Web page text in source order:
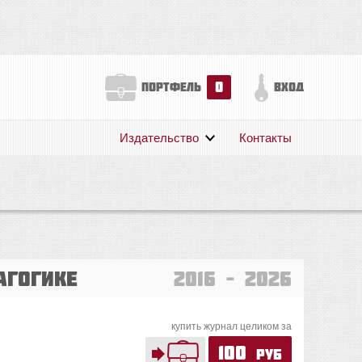
портфель 0 вход
Поддержка
Издательство Контакты
2016 – 2026
купить журнал целиком за
100 руб